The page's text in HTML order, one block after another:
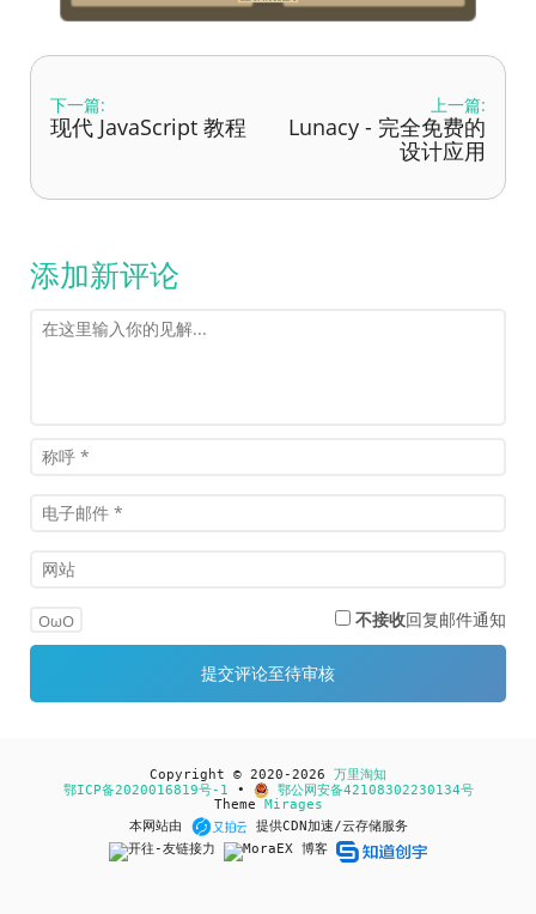
下一篇:
现代 JavaScript 教程
上一篇:
Lunacy - 完全免费的
设计应用
添加新评论
OωO 不接收回复邮件通知
Copyright © 2020-2026 万里淘知
鄂ICP备2020016819号-1 •
鄂公网安备42108302230134号
Theme Mirages
本网站由
提供CDN加速/云存储服务